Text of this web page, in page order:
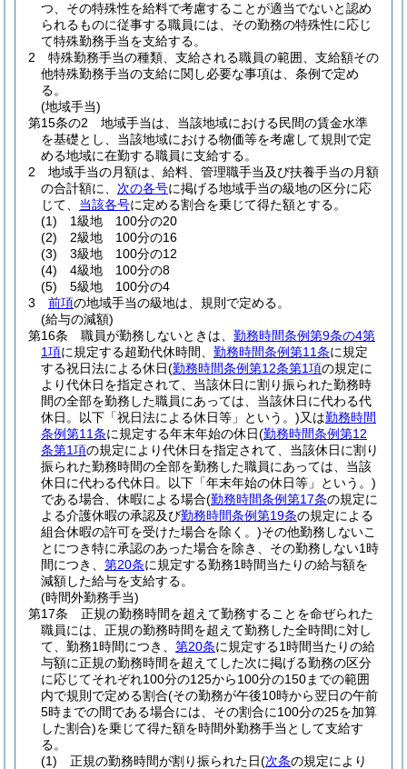
つ、その特殊性を給料で考慮することが適当でないと認め
られるものに従事する職員には、その勤務の特殊性に応じ
て特殊勤務手当を支給する。
2
特殊勤務手当の種類、支給される職員の範囲、支給額その
他特殊勤務手当の支給に関し必要な事項は、条例で定め
る。
(地域手当)
第15条の2
地域手当は、当該地域における民間の賃金水準
を基礎とし、当該地域における物価等を考慮して規則で定
める地域に在勤する職員に支給する。
2
地域手当の月額は、給料、管理職手当及び扶養手当の月額
の合計額に、 次の各号に掲げる地域手当の級地の区分に応
じて、 当該各号に定める割合を乗じて得た額とする。
(1)
1級地 100分の20
(2)
2級地 100分の16
(3)
3級地 100分の12
(4)
4級地 100分の8
(5)
5級地 100分の4
3
前項の地域手当の級地は、規則で定める。
(給与の減額)
第16条
職員が勤務しないときは、 勤務時間条例第9条の4第
1項に規定する超勤代休時間、 勤務時間条例第11条に規定
する祝日法による休日(勤務時間条例第12条第1項の規定に
より代休日を指定されて、当該休日に割り振られた勤務時
間の全部を勤務した職員にあっては、当該休日に代わる代
休日。以下「祝日法による休日等」という。)又は勤務時間
条例第11条に規定する年末年始の休日(勤務時間条例第12
条第1項の規定により代休日を指定されて、当該休日に割り
振られた勤務時間の全部を勤務した職員にあっては、当該
休日に代わる代休日。以下「年末年始の休日等」という。)
である場合、休暇による場合(勤務時間条例第17条の規定に
よる介護休暇の承認及び勤務時間条例第19条の規定による
組合休暇の許可を受けた場合を除く。)その他勤務しないこ
とにつき特に承認のあった場合を除き、その勤務しない1時
間につき、 第20条に規定する勤務1時間当たりの給与額を
減額した給与を支給する。
(時間外勤務手当)
第17条
正規の勤務時間を超えて勤務することを命ぜられた
職員には、正規の勤務時間を超えて勤務した全時間に対し
て、勤務1時間につき、 第20条に規定する1時間当たりの給
与額に正規の勤務時間を超えてした次に掲げる勤務の区分
に応じてそれぞれ100分の125から100分の150までの範囲
内で規則で定める割合(その勤務が午後10時から翌日の午前
5時までの間である場合には、その割合に100分の25を加算
した割合)を乗じて得た額を時間外勤務手当として支給す
る。
(1)
正規の勤務時間が割り振られた日(次条の規定により